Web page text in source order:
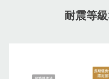
耐震等